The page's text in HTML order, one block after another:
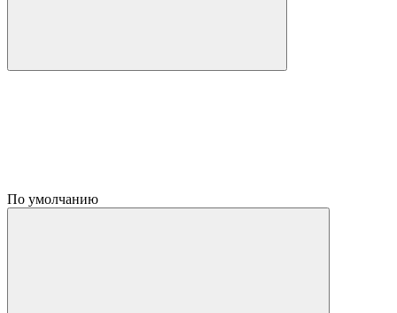
По умолчанию